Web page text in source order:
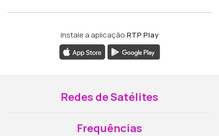
Instale a aplicação RTP Play
Redes de Satélites
Frequências